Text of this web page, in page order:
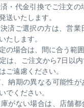
・代金引換でご注文
送いたします。
済ご選択の方は、営
たします。
の場合は、間に合う範
は、ご注文から7日以
ご遠慮ください。
納期の異なる可能性
でください。
がない場合は、店舗